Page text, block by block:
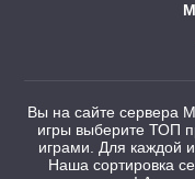
Вы на сайте сервера
игры выберите ТОП
играми. Для каждой
Наша сортировка